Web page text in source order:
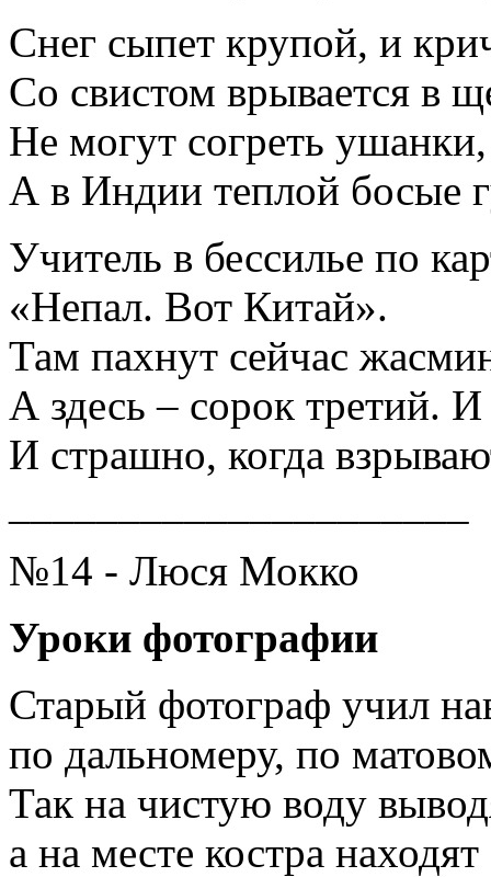
Снег сыпет крупой, и
Со свистом врывается в
Не могут согреть
А в Индии теплой босые
Учитель в бессилье по
«Непал. Вот Китай».
Там пахнут сейчас
А здесь – сорок третий.
И страшно, когда
№14 - Люся Мокко
Уроки фотографии
Старый фотограф учил
по дальномеру, по
Так на чистую воду
а на месте костра